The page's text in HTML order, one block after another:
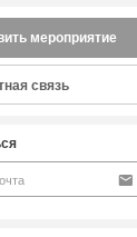
мероприятие
связь